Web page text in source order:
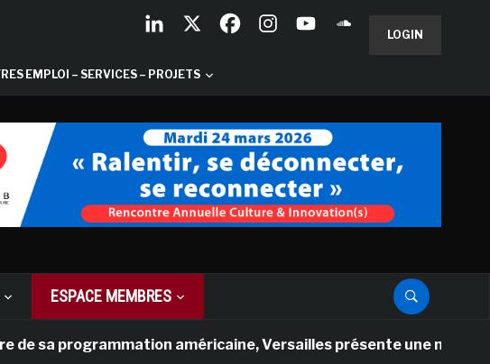
LOGIN
EMPLOI – SERVICES – PROJETS
ESPACE MEMBRES
américaine, Versailles présente une nouvelle